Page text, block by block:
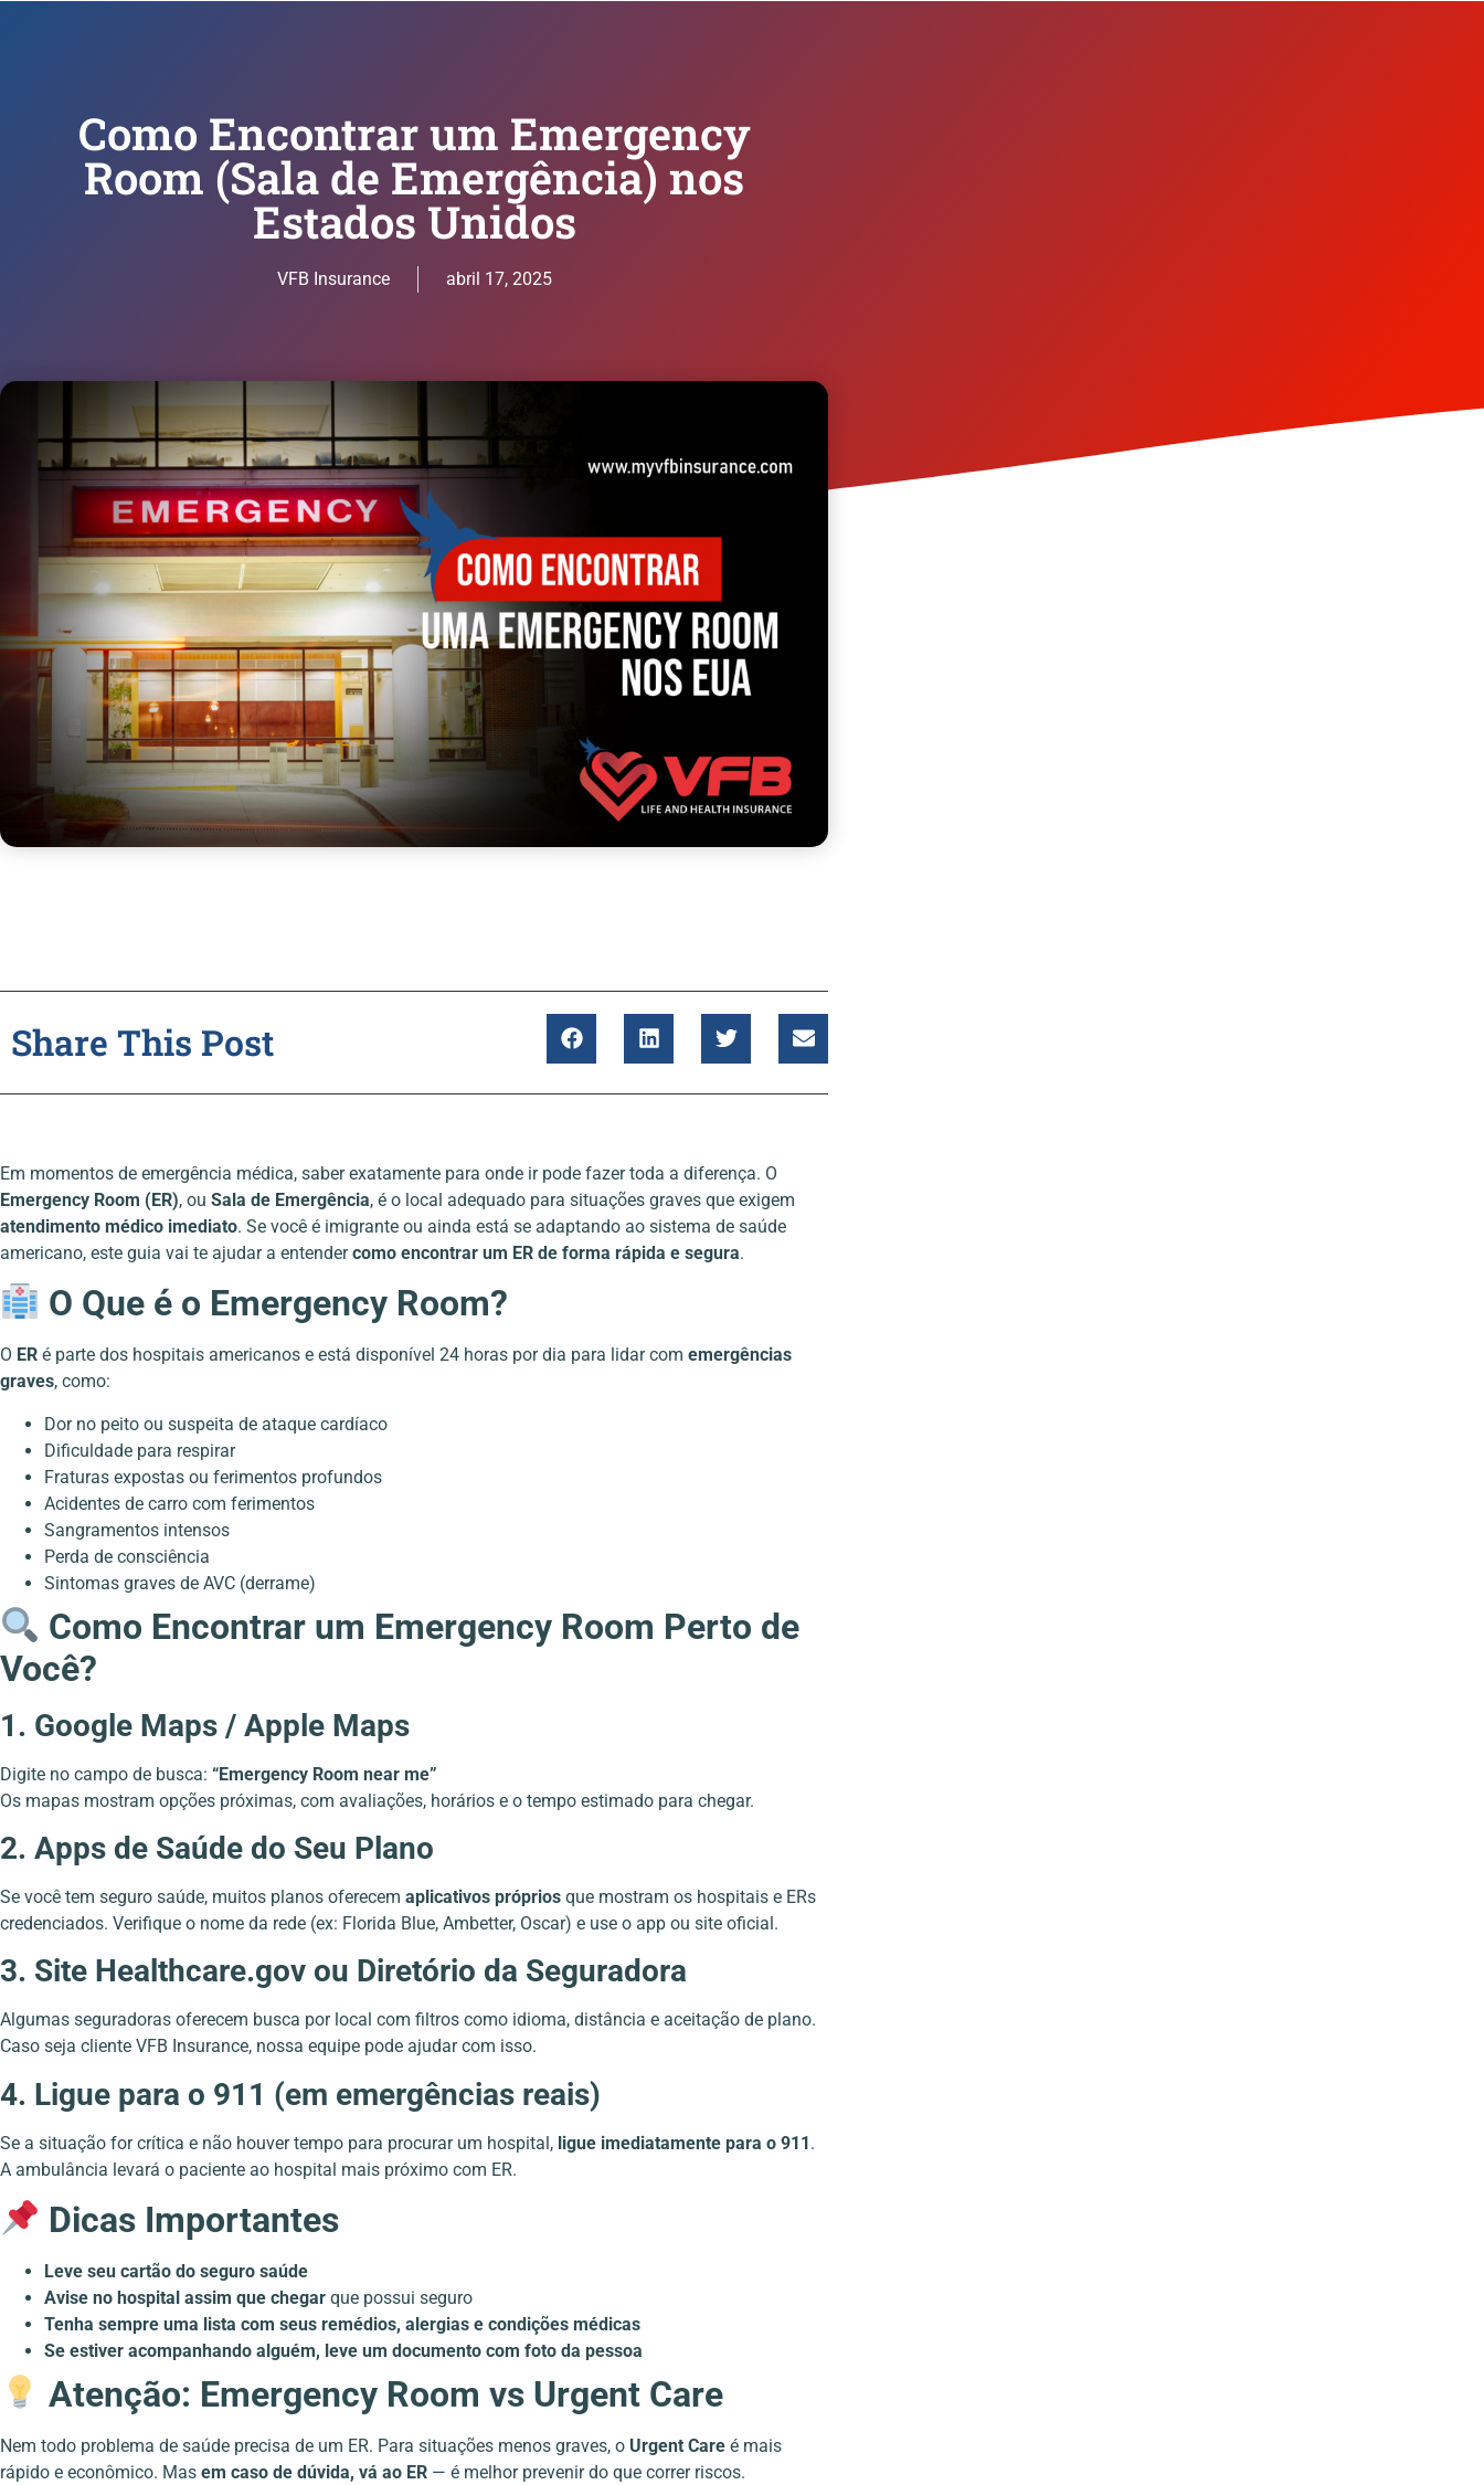
Como Encontrar um Emergency
Room (Sala de Emergência) nos
Estados Unidos
VFB Insurance abril 17, 2025
Share This Post
Em momentos de emergência médica, saber exatamente para onde ir pode fazer toda a diferença. O
Emergency Room (ER), ou Sala de Emergência, é o local adequado para situações graves que exigem
atendimento médico imediato. Se você é imigrante ou ainda está se adaptando ao sistema de saúde
americano, este guia vai te ajudar a entendercomo encontrar um ER de forma rápida e segura.
O Que é o Emergency Room?
O ER é parte dos hospitais americanos e está disponível 24 horas por dia para lidar com emergências
graves, como:
Dor no peito ou suspeita de ataque cardíaco
Dificuldade para respirar
Fraturas expostas ou ferimentos profundos
Acidentes de carro com ferimentos
Sangramentos intensos
Perda de consciência
Sintomas graves de AVC (derrame)
Como Encontrar um Emergency Room Perto de
Você?
1. Google Maps / Apple Maps
Digite no campo de busca: “Emergency Room near me”
Os mapas mostram opções próximas, com avaliações, horários e o tempo estimado para chegar.
2. Apps de Saúde do Seu Plano
Se você tem seguro saúde, muitos planos oferecem aplicativos próprios que mostram os hospitais e ERs
credenciados. Verifique o nome da rede (ex: Florida Blue, Ambetter, Oscar) e use o app ou site oficial.
3. Site Healthcare.gov ou Diretório da Seguradora
Algumas seguradoras oferecem busca por local com filtros como idioma, distância e aceitação de plano.
Caso seja cliente VFB Insurance, nossa equipe pode ajudar com isso.
4. Ligue para o 911 (em emergências reais)
Se a situação for crítica e não houver tempo para procurar um hospital, ligue imediatamente para o 911.
A ambulância levará o paciente ao hospital mais próximo com ER.
Dicas Importantes
Leve seu cartão do seguro saúde
Avise no hospital assim que chegar que possui seguro
Tenha sempre uma lista com seus remédios, alergias e condições médicas
Se estiver acompanhando alguém, leve um documento com foto da pessoa
Atenção: Emergency Room vs Urgent Care
Nem todo problema de saúde precisa de um ER. Para situações menos graves, o Urgent Care é mais
rápido e econômico. Mas em caso de dúvida, vá ao ER — é melhor prevenir do que correr riscos.